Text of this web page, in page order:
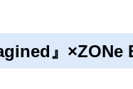
』×ZONe